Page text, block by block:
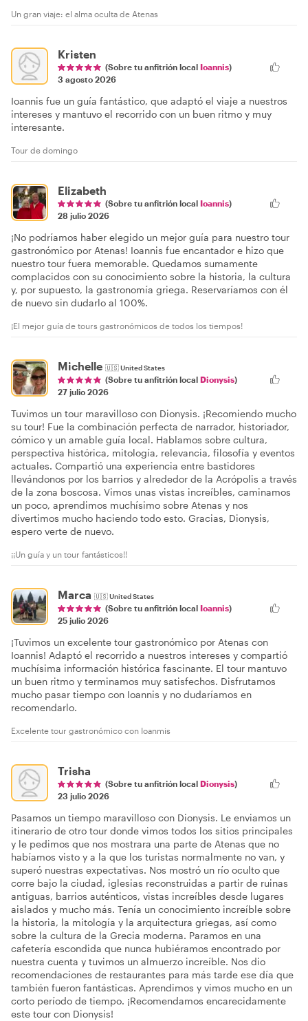
Un gran viaje: el alma oculta de Atenas
Kristen
(Sobre tu anfitrión local Ioannis)
3 agosto 2026
Ioannis fue un guía fantástico, que adaptó el viaje a nuestros
intereses y mantuvo el recorrido con un buen ritmo y muy
interesante.
Tour de domingo
Elizabeth
(Sobre tu anfitrión local Ioannis)
28 julio 2026
¡No podríamos haber elegido un mejor guía para nuestro tour
gastronómico por Atenas! Ioannis fue encantador e hizo que
nuestro tour fuera memorable. Quedamos sumamente
complacidos con su conocimiento sobre la historia, la cultura
y, por supuesto, la gastronomía griega. Reservaríamos con él
de nuevo sin dudarlo al 100%.
¡El mejor guía de tours gastronómicos de todos los tiempos!
Michelle 🇺🇸United States
(Sobre tu anfitrión local Dionysis)
27 julio 2026
Tuvimos un tour maravilloso con Dionysis. ¡Recomiendo mucho
su tour! Fue la combinación perfecta de narrador, historiador,
cómico y un amable guía local. Hablamos sobre cultura,
perspectiva histórica, mitología, relevancia, filosofía y eventos
actuales. Compartió una experiencia entre bastidores
llevándonos por los barrios y alrededor de la Acrópolis a través
de la zona boscosa. Vimos unas vistas increíbles, caminamos
un poco, aprendimos muchísimo sobre Atenas y nos
divertimos mucho haciendo todo esto. Gracias, Dionysis,
espero verte de nuevo.
¡¡Un guía y un tour fantásticos!!
Marca 🇺🇸United States
(Sobre tu anfitrión local Ioannis)
25 julio 2026
¡Tuvimos un excelente tour gastronómico por Atenas con
Ioannis! Adaptó el recorrido a nuestros intereses y compartió
muchísima información histórica fascinante. El tour mantuvo
un buen ritmo y terminamos muy satisfechos. Disfrutamos
mucho pasar tiempo con Ioannis y no dudaríamos en
recomendarlo.
Excelente tour gastronómico con Ioanmis
Trisha
(Sobre tu anfitrión local Dionysis)
23 julio 2026
Pasamos un tiempo maravilloso con Dionysis. Le enviamos un
itinerario de otro tour donde vimos todos los sitios principales
y le pedimos que nos mostrara una parte de Atenas que no
habíamos visto y a la que los turistas normalmente no van, y
superó nuestras expectativas. Nos mostró un río oculto que
corre bajo la ciudad, iglesias reconstruidas a partir de ruinas
antiguas, barrios auténticos, vistas increíbles desde lugares
aislados y mucho más. Tenía un conocimiento increíble sobre
la historia, la mitología y la arquitectura griegas, así como
sobre la cultura de la Grecia moderna. Paramos en una
cafetería escondida que nunca hubiéramos encontrado por
nuestra cuenta y tuvimos un almuerzo increíble. Nos dio
recomendaciones de restaurantes para más tarde ese día que
también fueron fantásticas. Aprendimos y vimos mucho en un
corto período de tiempo. ¡Recomendamos encarecidamente
este tour con Dionysis!